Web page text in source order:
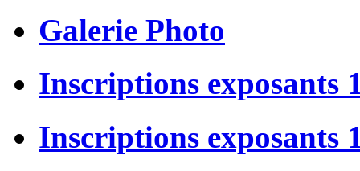
Galerie Photo
Inscriptions exposants
Inscriptions exposants